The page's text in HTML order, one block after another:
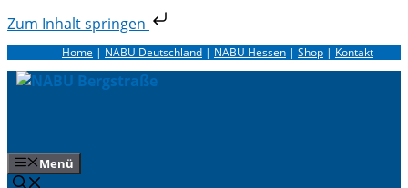
Zum Inhalt springen
Zum
Inhalt
springen
Home | NABU Deutschland | NABU Hessen | Shop | Kontakt
Menü